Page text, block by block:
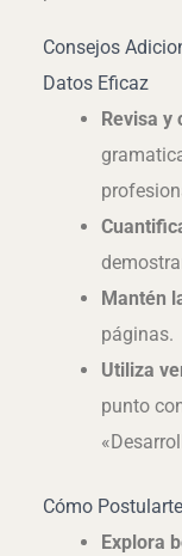
Consejos
Datos Eficaz
Revisa y
Mantén
páginas.
Utiliza
punto
Cómo
Explora